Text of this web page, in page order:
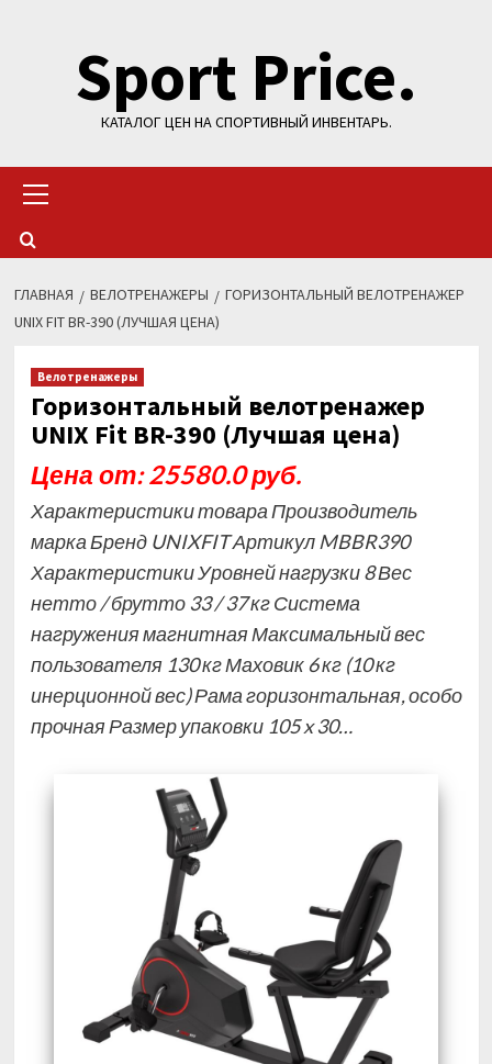
содержимомуSport Price.
КАТАЛОГ ЦЕН НА СПОРТИВНЫЙ ИНВЕНТАРЬ.
меню
ГЛАВНАЯ ВЕЛОТРЕНАЖЕРЫ
ГОРИЗОНТАЛЬНЫЙ ВЕЛОТРЕНАЖЕР
UNIX FIT BR-390 (ЛУЧШАЯ ЦЕНА)
Велотренажеры
Горизонтальный велотренажер
UNIX Fit BR-390 (Лучшая цена)
Цена от: 25580.0 руб.
Характеристики товара Производитель
марка Бренд UNIXFIT Артикул MBBR390
Характеристики Уровней нагрузки 8 Вес
нетто / брутто 33 / 37 кг Система
нагружения магнитная Максимальный вес
пользователя 130 кг Маховик 6 кг (10 кг
инерционной вес) Рама горизонтальная, особо
прочная Размер упаковки 105 x 30…